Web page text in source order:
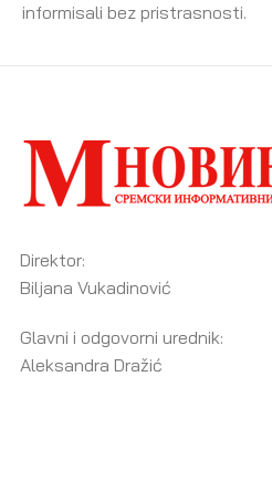
informisali bez pristrasnosti.
Direktor:
Biljana Vukadinović
Glavni i odgovorni urednik:
Aleksandra Dražić